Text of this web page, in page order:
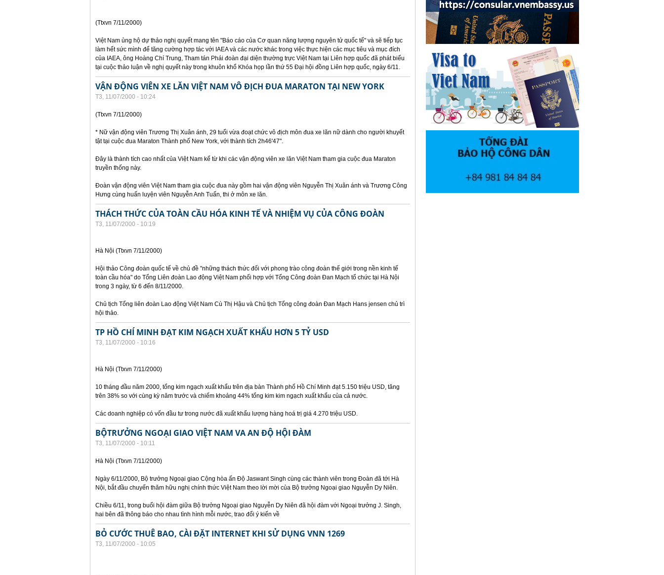
(Ttxvn 7/11/2000)
Việt Nam ủng hộ dự thảo nghị quyết mang tên "Báo cáo của Cơ quan năng lượng nguyên tử quốc tế" và sẽ tiếp tục
làm hết sức mình để tăng cường hợp tác với IAEA và các nước khác trong việc thực hiện các mục tiêu và mục đích
của IAEA, ông Hoàng Chí Trung, Tham tán Phái đoàn đại diện thường trực Việt Nam tại Liên hợp quốc đã phát biểu
tại cuộc thảo luận về nghị quyết này trong khuôn khổ Khóa họp lần thứ 55 Đại hội đồng Liên hợp quốc, ngày 6/11.
VẬN ĐỘNG VIÊN XE LĂN VIỆT NAM VÔ ĐỊCH ĐUA MARATON TẠI NEW YORK
T3, 11/07/2000 - 10:24
(Ttxvn 7/11/2000)
* Nữ vận động viên Trương Thị Xuân ánh, 29 tuổi vừa đoạt chức vô địch môn đua xe lăn nữ dành cho người khuyết
tật tại cuộc đua Maraton Thành phố New York, với thành tích 2h46'47".
Đây là thành tích cao nhất của Việt Nam kể từ khi các vận động viên xe lăn Việt Nam tham gia cuộc đua Maraton
truyền thống này.
Đoàn vận động viên Việt Nam tham gia cuộc đua này gồm hai vận động viên Nguyễn Thị Xuân ánh và Trương Công
Hưng cùng huấn luyện viên Nguyễn Anh Tuấn, thi ở môn xe lăn.
THÁCH THỨC CỦA TOÀN CẦU HÓA KINH TẾ VÀ NHIỆM VỤ CỦA CÔNG ĐOÀN
T3, 11/07/2000 - 10:19
Hà Nội (Ttxvn 7/11/2000)
Hội thảo Công đoàn quốc tế về chủ đề "những thách thức đối với phong trào công đoàn thế giới trong nền kinh tế
toàn cầu hóa" do Tổng Liên đoàn Lao động Việt Nam phối hợp với Tổng Công đoàn Đan Mạch tổ chức tại Hà Nội
trong 3 ngày, từ 6 đến 8/11/2000.
Chủ tịch Tổng liên đoàn Lao động Việt Nam Cù Thị Hậu và Chủ tịch Tổng công đoàn Đan Mạch Hans jensen chủ trì
hội thảo.
TP HỒ CHÍ MINH ĐẠT KIM NGẠCH XUẤT KHẨU HƠN 5 TỶ USD
T3, 11/07/2000 - 10:16
Hà Nội (Ttxvn 7/11/2000)
10 tháng đầu năm 2000, tổng kim ngạch xuất khẩu trên địa bàn Thành phố Hồ Chí Minh đạt 5.150 triệu USD, tăng
trên 38% so với cùng kỳ năm trước và chiếm khoảng 44% tổng kim kim ngạch xuất khẩu của cả nước.
Các doanh nghiệp có vốn đầu tư trong nước đã xuất khẩu lượng hàng hoá trị giá 4.270 triệu USD.
BỘTRƯỞNG NGOẠI GIAO VIỆT NAM VA AN ĐỘ HỘI ĐÀM
T3, 11/07/2000 - 10:11
Hà Nội (Ttxvn 7/11/2000)
Ngày 6/11/2000, Bộ trưởng Ngoại giao Cộng hòa ấn Độ Jaswant Singh cùng các thành viên trong Đoàn đã tới Hà
Nội, bắt đầu chuyến thăm hữu nghị chính thức Việt Nam theo lời mời của Bộ trưởng Ngoại giao Nguyễn Dy Niên.
Chiều 6/11, trong buổi hội đàm giữa Bộ trưởng Ngoại giao Nguyễn Dy Niên đã hội đàm với Ngoại trưởng J. Singh,
hai bên đã thông báo cho nhau tình hình mỗi nước, trao đổi ý kiến về
BỎ CƯỚC THUÊ BAO, CÀI ĐẶT INTERNET KHI SỬ DỤNG VNN 1269
T3, 11/07/2000 - 10:05